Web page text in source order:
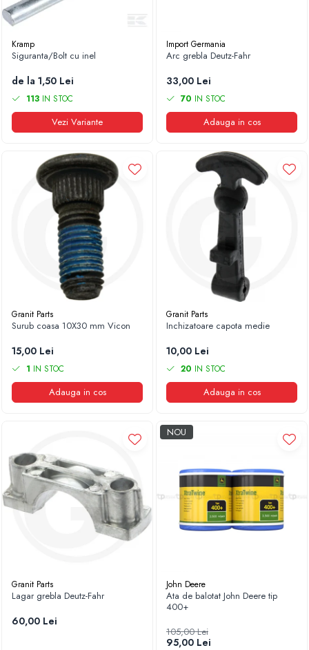
Kramp
Siguranta/Bolt cu inel
de la 1,50 Lei
113 IN STOC
Vezi Variante
Import Germania
Arc grebla Deutz-Fahr
33,00 Lei
70 IN STOC
Adauga in cos
Granit Parts
Surub coasa 10X30 mm Vicon
15,00 Lei
1 IN STOC
Adauga in cos
Granit Parts
Inchizatoare capota medie
10,00 Lei
20 IN STOC
Adauga in cos
Granit Parts
Lagar grebla Deutz-Fahr
60,00 Lei
NOU
John Deere
Ata de balotat John Deere tip
400+
105,00 Lei
95,00 Lei